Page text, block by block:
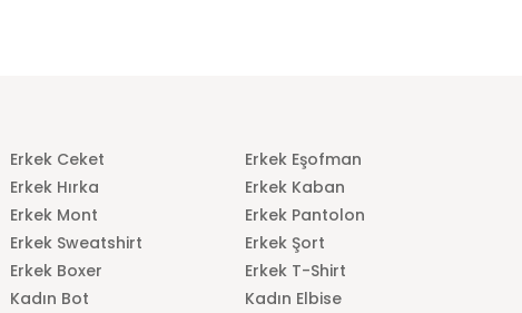
Erkek Ceket
Erkek Eşofman
Erkek Hırka
Erkek Kaban
Erkek Mont
Erkek Pantolon
Erkek Sweatshirt
Erkek Şort
Erkek Boxer
Erkek T-Shirt
Kadın Bot
Kadın Elbise